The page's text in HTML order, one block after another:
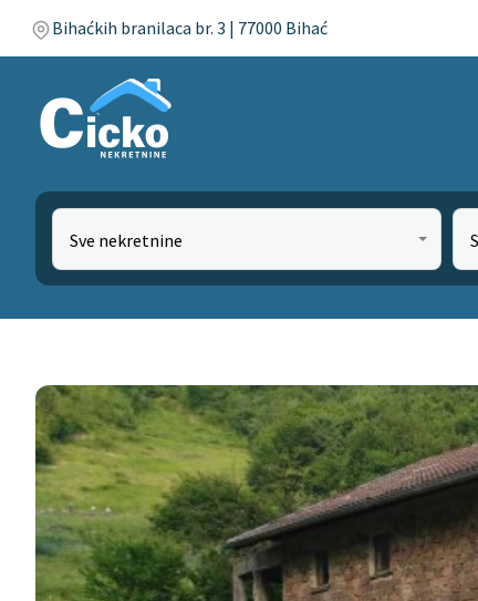
Bihaćkih branilaca br. 3 | 77000 Bihać
Sve nekretnine